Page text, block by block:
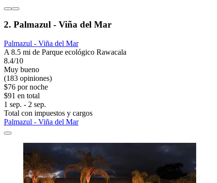
2. Palmazul - Viña del Mar
Palmazul - Viña del Mar
A 8.5 mi de Parque ecológico Rawacala
8.4/10
Muy bueno
(183 opiniones)
$76 por noche
$91 en total
1 sep. - 2 sep.
Total con impuestos y cargos
Palmazul - Viña del Mar